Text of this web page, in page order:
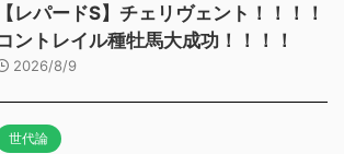
【レパードS】チェリヴェント！！！！
ントレイル種牡馬大成功！！！！
2026/8/9
世代論